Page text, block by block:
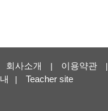
회사소개 | 이용약관 |
내
| Teacher site